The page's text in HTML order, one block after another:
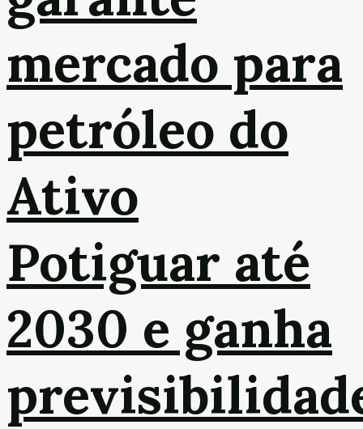
mercado para
petróleo do
Ativo
Potiguar até
2030 e ganha